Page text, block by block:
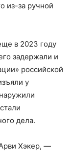
из-за ручной
в 2023 году
задержали и
российской
у
дела.
Хэкер, —